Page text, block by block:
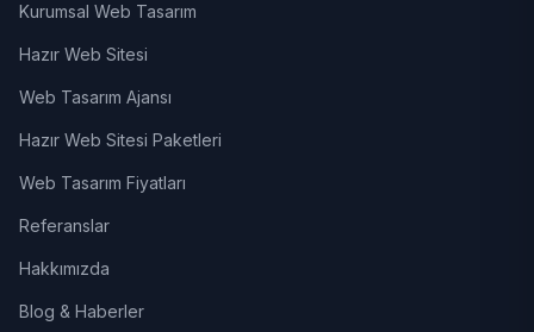
Kurumsal Web Tasarım
Hazır Web Sitesi
Web Tasarım Ajansı
Hazır Web Sitesi Paketleri
Web Tasarım Fiyatları
Referanslar
Hakkımızda
Blog & Haberler